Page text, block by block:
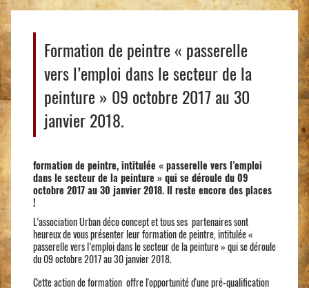
Formation de peintre « passerelle
vers l’emploi dans le secteur de la
peinture » 09 octobre 2017 au 30
janvier 2018.
formation de peintre, intitulée « passerelle vers l’emploi
dans le secteur de la peinture » qui se déroule du 09
octobre 2017 au 30 janvier 2018. Il reste encore des places
!
L’association Urban déco concept et tous ses partenaires sont
heureux de vous présenter leur formation de peintre, intitulée «
passerelle vers l’emploi dans le secteur de la peinture » qui se déroule
du 09 octobre 2017 au 30 janvier 2018.
Cette action de formation ​offre l'opportunité d'une pré-qualification